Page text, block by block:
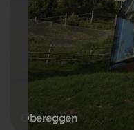
Obereggen